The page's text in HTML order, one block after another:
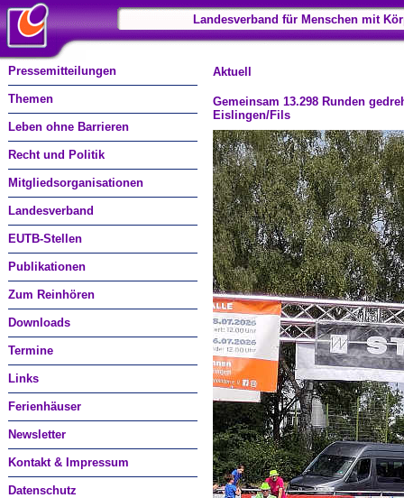
Landesverband für Menschen mit
Pressemitteilungen
Themen
Leben ohne Barrieren
Recht und Politik
Mitgliedsorganisationen
Landesverband
EUTB-Stellen
Publikationen
Zum Reinhören
Downloads
Termine
Links
Ferienhäuser
Newsletter
Kontakt & Impressum
Datenschutz
Aktuell
Gemeinsam 13.298 Runden
Eislingen/Fils